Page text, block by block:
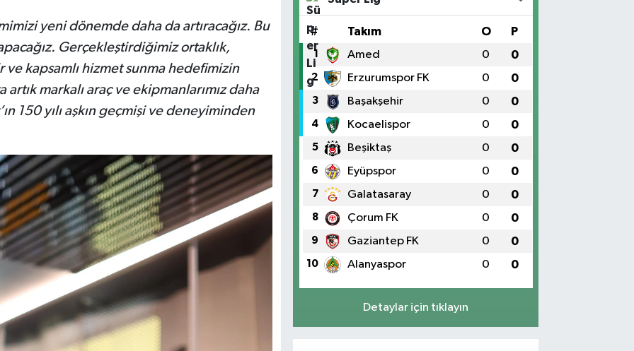
yeni dönemde daha da artıracağız. Bu
Gerçekleştirdiğimiz ortaklık,
kapsamlı hizmet sunma hedefimizin
markalı araç ve ekipmanlarımız daha
150 yılı aşkın geçmişi ve deneyiminden
# Takım O P
1 Amed 0 0
2 Erzurumspor FK 0 0
3 Başakşehir 0 0
4 Kocaelispor 0 0
5 Beşiktaş 0 0
6 Eyüpspor 0 0
7 Galatasaray 0 0
8 Çorum FK 0 0
9 Gaziantep FK 0 0
10 Alanyaspor 0 0
Detaylar için tıklayın